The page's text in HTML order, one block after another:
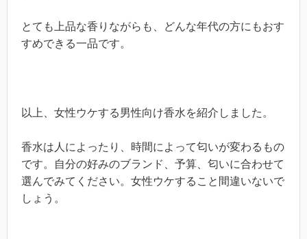
とても上品な香りながらも、どんな年代の方にもおす
すめできる一品です。
以上、女性ウケする男性向け香水を紹介しました。
香水は人によったり、時間によって匂いが変わるもの
です。自分の好みのブランド、予算、匂いに合わせて
選んでみてください。女性ウケすること間違いないで
しょう。